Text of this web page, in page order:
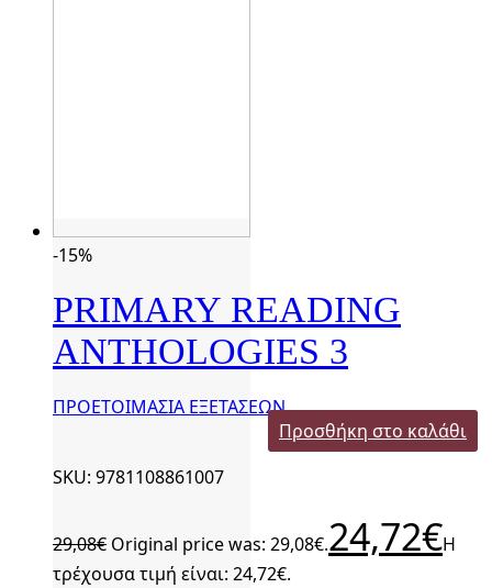
-15%
PRIMARY READING
ANTHOLOGIES 3
ΠΡΟΕΤΟΙΜΑΣΙΑ ΕΞΕΤΑΣΕΩΝ
Προσθήκη στο καλάθι
SKU: 9781108861007
29,08€ Original price was: 29,08€.24,72€Η
τρέχουσα τιμή είναι: 24,72€.